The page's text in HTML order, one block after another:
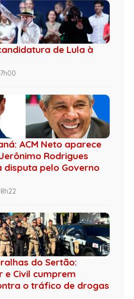
de Lula à
ACM Neto aparece
Rodrigues
disputa pelo Governo
do Sertão:
e Civil cumprem
o tráfico de drogas